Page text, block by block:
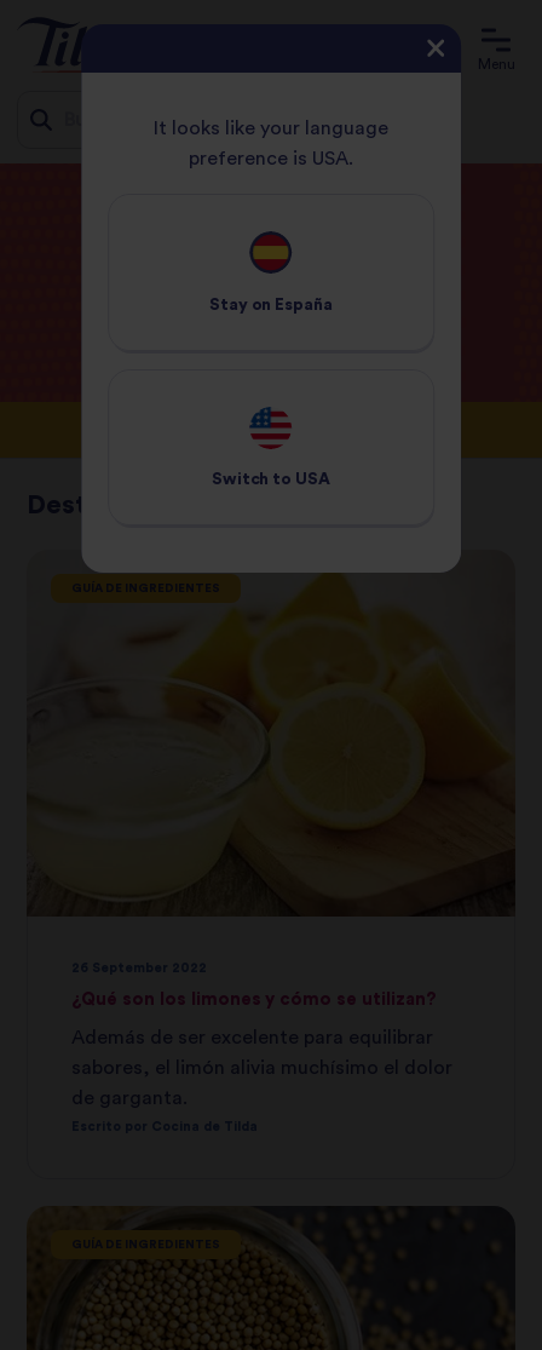
Menu
Blog de Tilda
Destacados
GUÍA DE INGREDIENTES
¿Qué son los limones y cómo se utilizan?
Además de ser excelente para equilibrar
sabores, el limón alivia muchísimo el dolor
de garganta.
GUÍA DE INGREDIENTES
It looks like your language
preference is USA.
Stay on España
Switch to USA